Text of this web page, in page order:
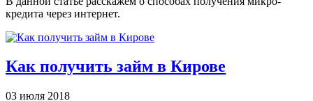
кредита через интернет.
Как получить займ в Кирове
03 июля 2018